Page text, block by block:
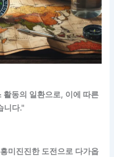
동의 일환으로, 이에 따른
니다."
미진진한 도전으로 다가옵